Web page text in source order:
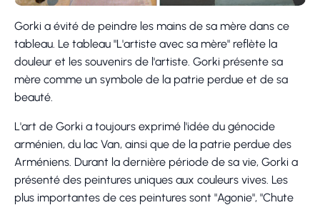
Gorki a évité de peindre les mains de sa mère dans ce
tableau. Le tableau "L'artiste avec sa mère" reflète la
douleur et les souvenirs de l'artiste. Gorki présente sa
mère comme un symbole de la patrie perdue et de sa
beauté.
L'art de Gorki a toujours exprimé l'idée du génocide
arménien, du lac Van, ainsi que de la patrie perdue des
Arméniens. Durant la dernière période de sa vie, Gorki a
présenté des peintures uniques aux couleurs vives. Les
plus importantes de ces peintures sont "Agonie", "Chute